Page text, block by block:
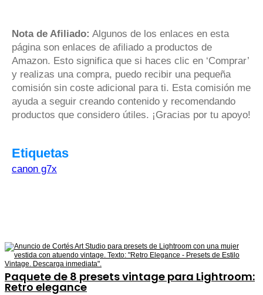
Nota de Afiliado: Algunos de los enlaces en esta
página son enlaces de afiliado a productos de
Amazon. Esto significa que si haces clic en ‘Comprar’
y realizas una compra, puedo recibir una pequeña
comisión sin coste adicional para ti. Esta comisión me
ayuda a seguir creando contenido y recomendando
productos que considero útiles. ¡Gracias por tu apoyo!
Etiquetas
canon g7x
Paquete de 8 presets vintage para Lightroom:
Retro elegance